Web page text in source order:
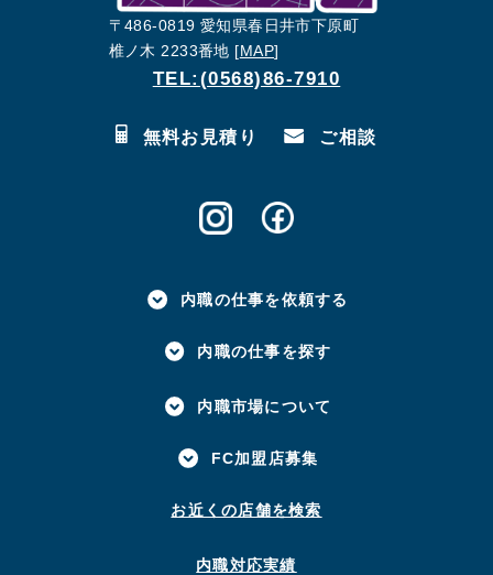
〒486-0819 愛知県春日井市下原町
椎ノ木 2233番地 [MAP]
TEL:(0568)86-7910
無料お見積り ご相談
内職の仕事を依頼する
内職の仕事を探す
内職市場について
FC加盟店募集
お近くの店舗を検索
内職対応実績